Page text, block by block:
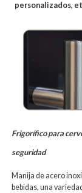
personalizados,
Frigorífico para
seguridad
Manija de acero
bebidas, una